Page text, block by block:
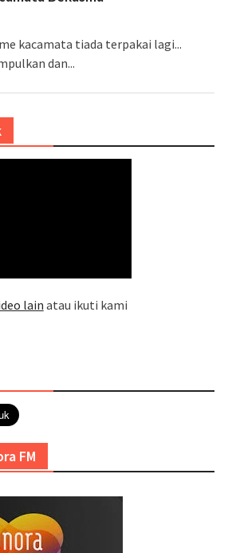
kacamata tiada terpakai lagi...
dan...
lain atau ikuti kami
FM